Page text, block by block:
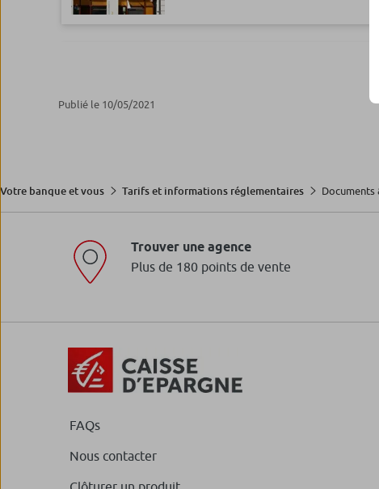
Assurances des
Comptes inactifs et
En savoir plus
Publié le 10/05/2021
Votre banque et vous Tarifs et informations réglementaires
Trouver une agence
Plus de 180 points de vente
FAQs
Nous contacter